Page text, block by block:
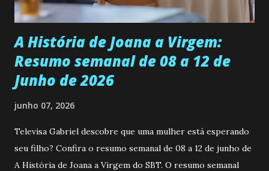
Durante um exame ginecológico, ela é inseminada por eng...
A História de Joana a Virgem:
Resumo semanal de 08 a 12 de
Junho de 2026
junho 07, 2026
Televisa Gabriel descobre que uma mulher está esperando
seu filho? Confira o resumo semanal de 08 a 12 de junho de
A História de Joana a Virgem do SBT. O resumo semanal